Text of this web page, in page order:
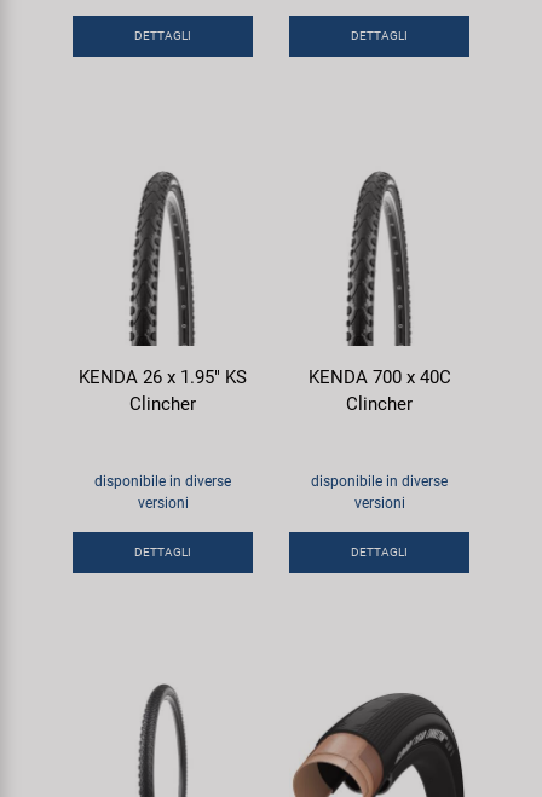
DETTAGLI DETTAGLI
KENDA 26 x 1.95" KS
Clincher
disponibile in diverse
versioni
DETTAGLI
KENDA 700 x 40C
Clincher
disponibile in diverse
versioni
DETTAGLI